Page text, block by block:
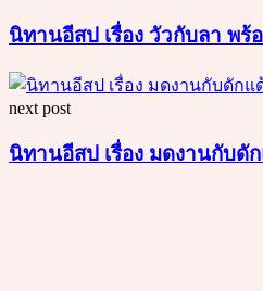
นิทานอีสป เรื่อง วัวกับลา พ
next post
นิทานอีสป เรื่อง มดงานกับดั